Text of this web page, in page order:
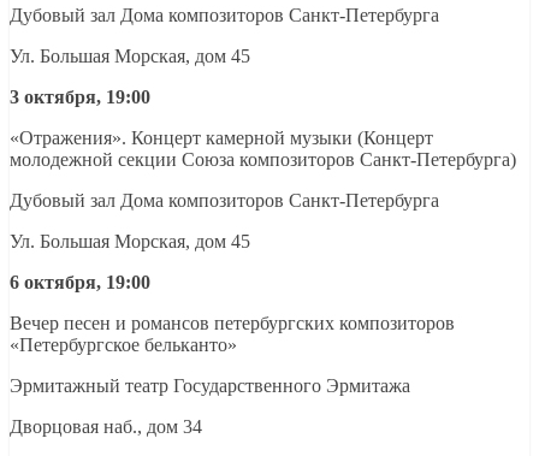
Дубовый зал Дома композиторов Санкт-Петербурга
Ул. Большая Морская, дом 45
3 октября, 19:00
«Отражения». Концерт камерной музыки (Концерт
молодежной секции Союза композиторов Санкт-Петербурга)
Дубовый зал Дома композиторов Санкт-Петербурга
Ул. Большая Морская, дом 45
6 октября, 19:00
Вечер песен и романсов петербургских композиторов
«Петербургское бельканто»
Эрмитажный театр Государственного Эрмитажа
Дворцовая наб., дом 34